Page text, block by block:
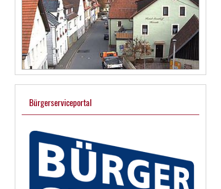
Bürgerserviceportal